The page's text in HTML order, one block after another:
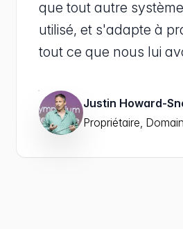
que tout autre
utilisé, et s'adapte à
tout ce que nous lui
Justin Howard-
Propriétaire,